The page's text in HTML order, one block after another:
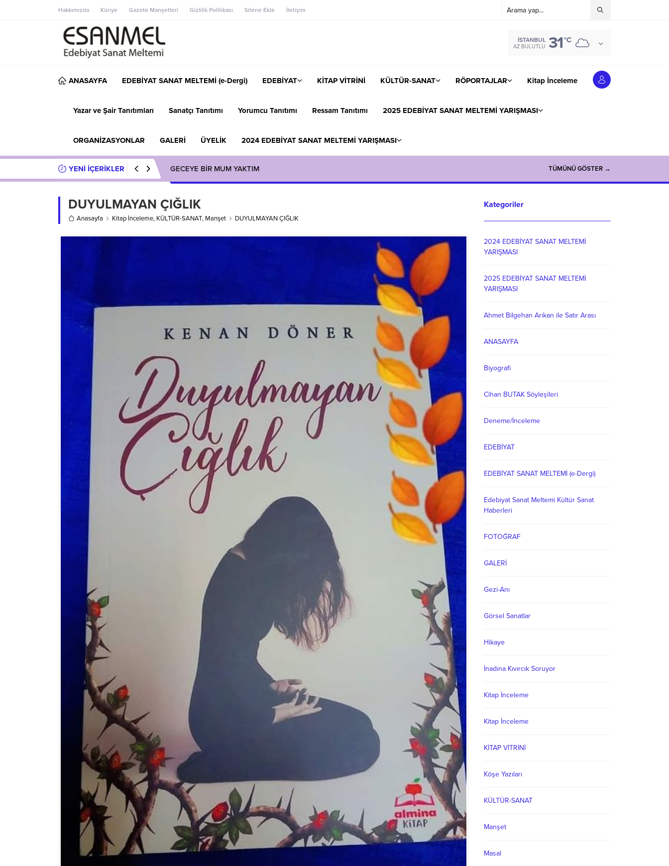
Hakkımızda Künye Gazete Manşetleri Gizlilik Politikası Sitene Ekle İletişim
İSTANBUL
AZ BULUTLU 31°C
ANASAYFA EDEBİYAT SANAT MELTEMİ (e-Dergi) EDEBİYAT KİTAP VİTRİNİ KÜLTÜR-SANAT RÖPORTAJLAR Kitap İnceleme
Yazar ve Şair Tanıtımları Sanatçı Tanıtımı Yorumcu Tanıtımı Ressam Tanıtımı 2025 EDEBİYAT SANAT MELTEMİ YARIŞMASI
ORGANİZASYONLAR GALERİ ÜYELİK 2024 EDEBİYAT SANAT MELTEMİ YARIŞMASI
YENİ İÇERİKLER GECEYE BİR MUM YAKTIM TÜMÜNÜ GÖSTER →
DUYULMAYAN ÇIĞLIK
Anasayfa Kitap İnceleme, KÜLTÜR-SANAT, Manşet DUYULMAYAN ÇIĞLIK
Kategoriler
2024 EDEBİYAT SANAT MELTEMİ
YARIŞMASI
2025 EDEBİYAT SANAT MELTEMİ
YARIŞMASI
Ahmet Bilgehan Arıkan ile Satır Arası
ANASAYFA
Biyografi
Cihan BUTAK Söyleşileri
Deneme/İnceleme
EDEBİYAT
EDEBİYAT SANAT MELTEMİ (e-Dergi)
Edebiyat Sanat Meltemi Kültür Sanat
Haberleri
FOTOĞRAF
GALERİ
Gezi-Anı
Görsel Sanatlar
Hikaye
İnadına Kıvırcık Soruyor
Kitap İnceleme
Kitap İnceleme
KİTAP VİTRİNİ
Köşe Yazıları
KÜLTÜR-SANAT
Manşet
Masal